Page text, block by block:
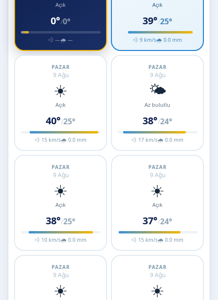
Açık
0°/0°
💨 —🌧 —
Açık
39°/25°
💨 9 km/s🌧 0.0 mm
PAZAR
9 Ağu
☀️
Açık
40°/25°
💨 15 km/s🌧 0.0 mm
PAZAR
9 Ağu
🌤️
Az bulutlu
38°/24°
💨 17 km/s🌧 0.0 mm
PAZAR
9 Ağu
☀️
Açık
38°/25°
💨 10 km/s🌧 0.0 mm
PAZAR
9 Ağu
☀️
Açık
37°/24°
💨 15 km/s🌧 0.0 mm
PAZAR
9 Ağu
☀️
PAZAR
9 Ağu
☀️